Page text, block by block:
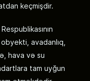
keçmişdir.
avadanlıq,
hava və su
tam uyğun